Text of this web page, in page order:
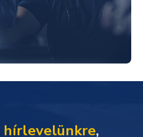
hírlevelünkre,